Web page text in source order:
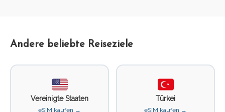
Andere beliebte Reiseziele
Vereinigte Staaten
eSIM kaufen →
Türkei
eSIM kaufen →